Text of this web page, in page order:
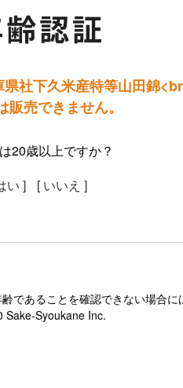
社下久米産特等山田錦
販売できません。
20歳以上ですか？
い ]
[ いいえ ]
であることを確認できない場合に
Sake-Syoukane Inc.